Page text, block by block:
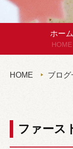
ホーム
HOME
HOME ブログ
ファース